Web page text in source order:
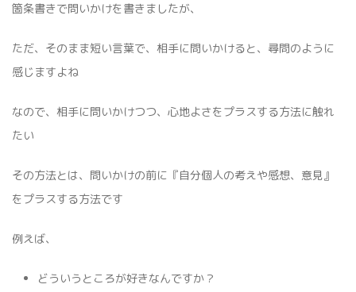
箇条書きで問いかけを書きましたが、
ただ、そのまま短い言葉で、相手に問いかけると、尋問のように
感じますよね
なので、相手に問いかけつつ、心地よさをプラスする方法に触れ
たい
その方法とは、問いかけの前に『自分個人の考えや感想、意見』
をプラスする方法です
例えば、
どういうところが好きなんですか？